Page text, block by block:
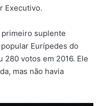
Executivo.
primeiro suplente
Eurípedes do
280 votos em 2016. Ele
mas não havia